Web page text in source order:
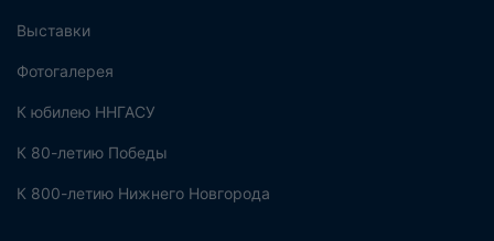
Выставки
Фотогалерея
К юбилею ННГАСУ
К 80-летию Победы
К 800-летию Нижнего Новгорода